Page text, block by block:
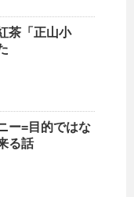
茶「正山小
ー=目的ではな
る話